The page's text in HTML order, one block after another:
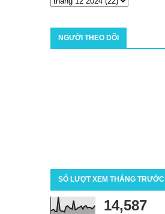
NGƯỜI THEO DÕI
SỐ LƯỢT XEM THÁNG TRƯỚC
14,587